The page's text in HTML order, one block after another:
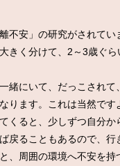
不安」の研究がされてい
きく分けて、2～3歳ぐ
緒にいて、だっこされ
ります。これは当然で
くると、少しずつ自分
戻ることもあるので、行
、周囲の環境へ不安を